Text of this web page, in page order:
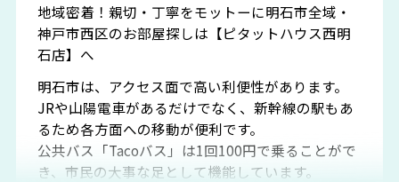
地域密着！親切・丁寧をモットーに明石市全域・
神戸市西区のお部屋探しは【ピタットハウス西明
石店】へ
明石市は、アクセス面で高い利便性があります。
JRや山陽電車があるだけでなく、新幹線の駅もあ
るため各方面への移動が便利です。
公共バス「Tacoバス」は1回100円で乗ることがで
き、市民の大事な足として機能しています。